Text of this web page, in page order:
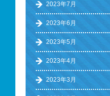
2023年7月
2023年6月
2023年5月
2023年4月
2023年3月